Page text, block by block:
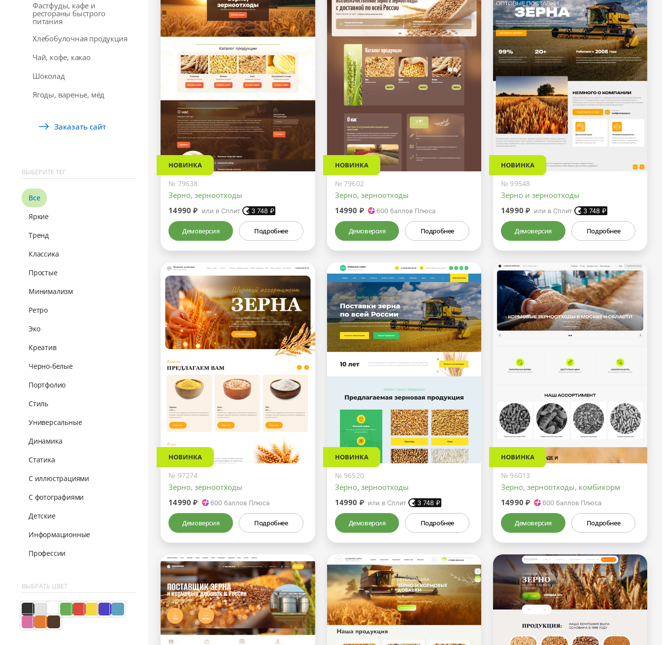
Фастфуды, кафе и
рестораны быстрого
питания
Хлебобулочная продукция
Чай, кофе, какао
Шоколад
Ягоды, варенье, мёд
Заказать сайт
ВЫБЕРИТЕ ТЕГ
Все
Яркие
Тренд
Классика
Простые
Минимализм
Ретро
Эко
Креатив
Черно-белые
Портфолио
Стиль
Универсальные
Динамика
Статика
С иллюстрациями
С фотографиями
Детские
Информационные
Профессии
ВЫБРАТЬ ЦВЕТ
НОВИНКА
№ 79638
Зерно, зерноотходы
14990 ₽
или в Сплит 3 748₽
Демоверсия Подробнее
НОВИНКА
№ 79602
Зерно, зерноотходы
14990 ₽
600 баллов Плюса
Демоверсия Подробнее
НОВИНКА
№ 99548
Зерно и зерноотходы
14990 ₽ или в Сплит 3 748 ₽
Демоверсия Подробнее
НОВИНКА
№ 97274
Зерно, зерноотходы
14990 ₽
600баллов Плюса
Демоверсия Подробнее
НОВИНКА
№ 96520
Зерно, зерноотходы
14990 ₽ или в Сплит 3 748 ₽
Демоверсия Подробнее
НОВИНКА
№ 96013
Зерно, зерноотходы, комбикорм
14990 ₽
600 баллов Плюса
Демоверсия Подробнее